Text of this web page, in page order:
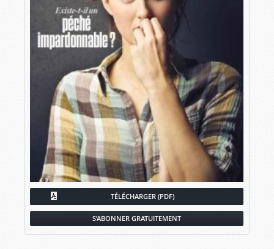
TÉLÉCHARGER (PDF)
S’ABONNER GRATUITEMENT